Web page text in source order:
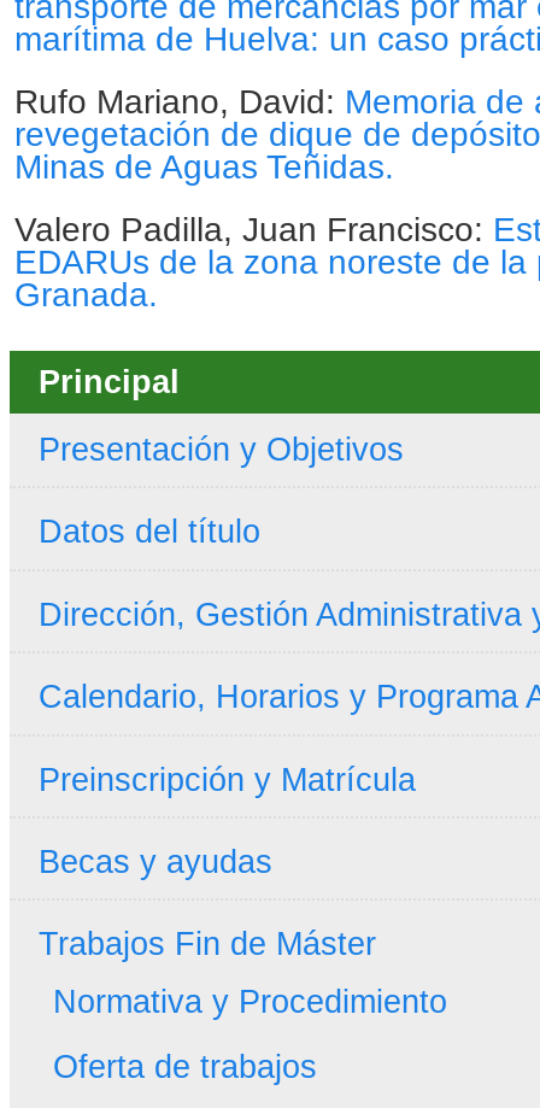
marítima de Huelva: un caso
Rufo Mariano, David: Memoria de
revegetación de dique de
Minas de Aguas Teñidas.
Valero Padilla, Juan Francisco:
EDARUs de la zona noreste de la
Granada.
Principal
Presentación y Objetivos
Datos del título
Dirección, Gestión Administrativa
Calendario, Horarios y Programa
Preinscripción y Matrícula
Becas y ayudas
Trabajos Fin de Máster
Normativa y Procedimiento
Oferta de trabajos